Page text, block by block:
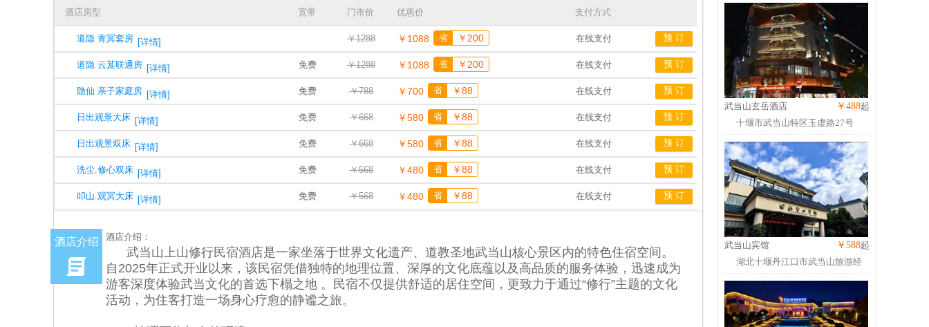
酒店房型 宽带 门市价 优惠价 支付方式
道隐 青冥套房 [详情] ￥1288 ￥1088 省 ￥200 在线支付 预 订
道隐 云芨联通房 [详情] 免费 ￥1288 ￥1088 省 ￥200 在线支付 预 订
隐仙 亲子家庭房 [详情] 免费 ￥788 ￥700 省 ￥88 在线支付 预 订
日出观景大床 [详情] 免费 ￥668 ￥580 省 ￥88 在线支付 预 订
日出观景双床 [详情] 免费 ￥668 ￥580 省 ￥88 在线支付 预 订
洗尘.修心双床 [详情] 免费 ￥568 ￥480 省 ￥88 在线支付 预 订
叩山.观冥大床 [详情] 免费 ￥568 ￥480 省 ￥88 在线支付 预 订
酒店介绍 酒店介绍：
武当山上山修行民宿酒店是一家坐落于世界文化遗产、道教圣地武当山核心景区内的特色住宿空间。
自2025年正式开业以来，该民宿凭借独特的地理位置、深厚的文化底蕴以及高品质的服务体验，迅速成为
游客深度体验武当文化的首选下榻之地 。民宿不仅提供舒适的居住空间，更致力于通过“修行”主题的文化
活动，为住客打造一场身心疗愈的静谧之旅。
￥488起
武当山玄岳酒店
十堰市武当山特区玉虚路27号
（近太和大道/
￥588起
武当山宾馆
湖北十堰丹江口市武当山旅游经
济特区永乐